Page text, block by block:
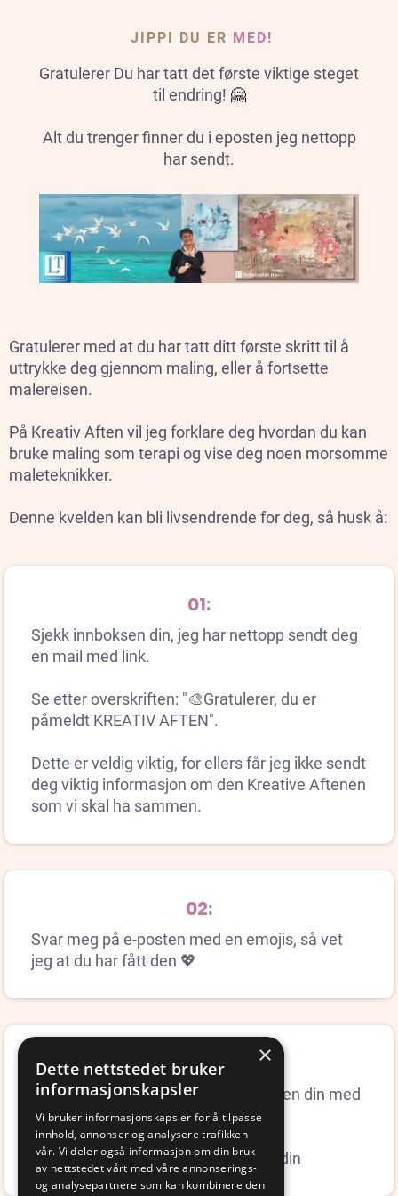
JIPPI DU ER MED!
Gratulerer Du har tatt det første viktige steget
til endring! 🤗
Alt du trenger finner du i eposten jeg nettopp
har sendt.
Gratulerer med at du har tatt ditt første skritt til å
uttrykke deg gjennom maling, eller å fortsette
malereisen.
På Kreativ Aften vil jeg forklare deg hvordan du kan
bruke maling som terapi og vise deg noen morsomme
maleteknikker.
Denne kvelden kan bli livsendrende for deg, så husk å:
01:
Sjekk innboksen din, jeg har nettopp sendt deg
en mail med link.
Se etter overskriften: "🎨Gratulerer, du er
påmeldt KREATIV AFTEN".
Dette er veldig viktig, for ellers får jeg ikke sendt
deg viktig informasjon om den Kreative Aftenen
som vi skal ha sammen.
02:
Svar meg på e-posten med en emojis, så vet
jeg at du har fått den 💖
03:
Legg KREATIV AFTEN inn i kalenderen din med
det samme så du ikke glemmer det.
📅 Trykk her og legg til i kalenderen din
×
Dette nettstedet bruker
informasjonskapsler
Vi bruker informasjonskapsler for å tilpasse
innhold, annonser og analysere trafikken
vår. Vi deler også informasjon om din bruk
av nettstedet vårt med våre annonserings-
og analysepartnere som kan kombinere den